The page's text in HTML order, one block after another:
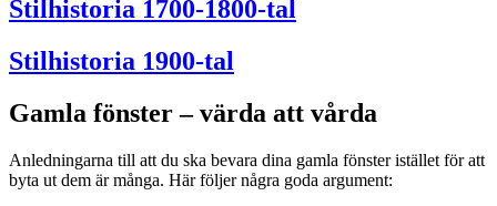
Stilhistoria 1700-1800-tal
Stilhistoria 1900-tal
Gamla fönster – värda att vårda
Anledningarna till att du ska bevara dina gamla fönster istället för att
byta ut dem är många. Här följer några goda argument: